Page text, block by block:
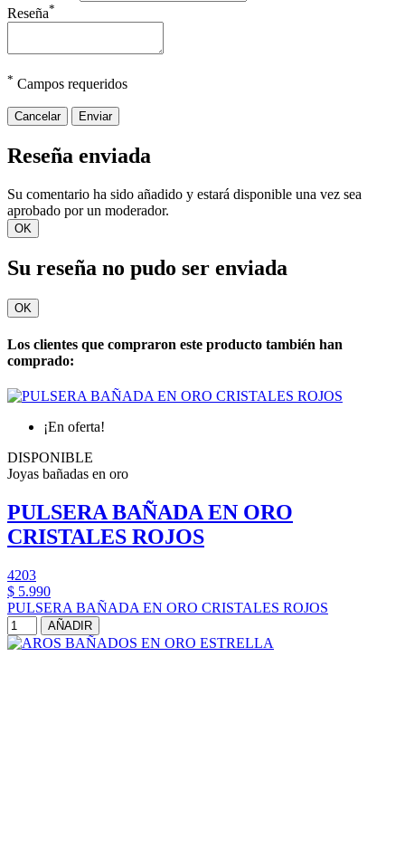
Reseña*
* Campos requeridos
Cancelar Enviar
Reseña enviada
Su comentario ha sido añadido y estará disponible una vez sea
aprobado por un moderador.
OK
Su reseña no pudo ser enviada
OK
Los clientes que compraron este producto también han
comprado:
¡En oferta!
DISPONIBLE
Joyas bañadas en oro
PULSERA BAÑADA EN ORO
CRISTALES ROJOS
4203
$ 5.990
PULSERA BAÑADA EN ORO CRISTALES ROJOS
AÑADIR